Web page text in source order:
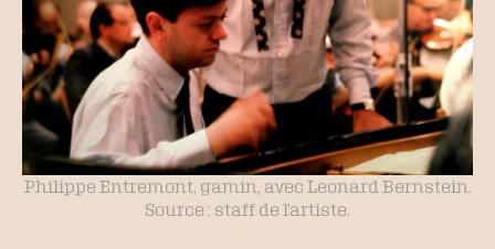
Philippe Entremont, gamin, avec Leonard Bernstein.
Source : staff de l’artiste.